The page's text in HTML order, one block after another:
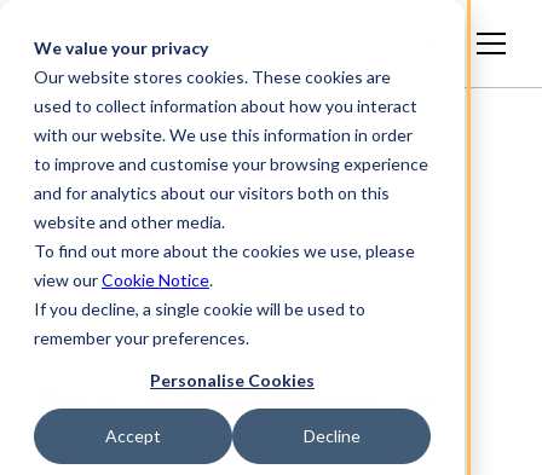
We value your privacy
Our website stores cookies. These cookies are
used to collect information about how you interact
with our website. We use this information in order
to improve and customise your browsing experience
and for analytics about our visitors both on this
website and other media.
To find out more about the cookies we use, please
view ourCookie Notice.
If you decline, a single cookie will be used to
remember your preferences.
Personalise Cookies
Accept Decline
ARTIGOS, INFORMAÇÕES SETORIAIS
Resolva os problemas de
disponibilidade e